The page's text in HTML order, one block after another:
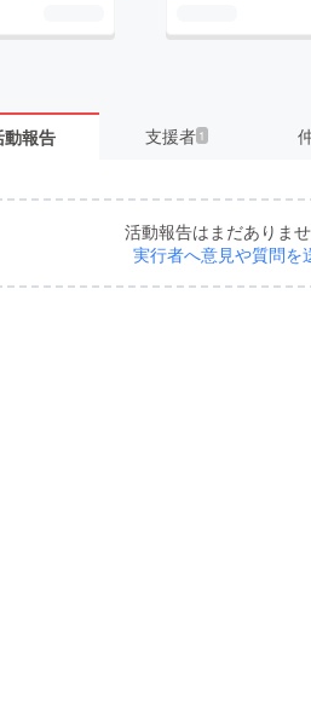
動報告 支援者 1
活動報告はまだありませ
実行者へ意見や質問を